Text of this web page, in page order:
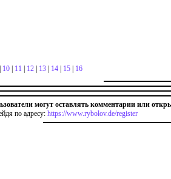
10 11 12 13 14 15 16
могут оставлять комментарии или
по адресу: https://www.rybolov.de/register